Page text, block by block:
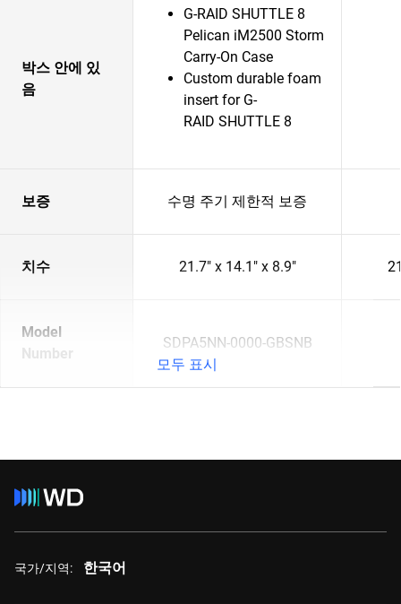
박스 안에 있
음
G-RAID SHUTTLE 8
Pelican iM2500 Storm
Carry-On Case
Custom durable foam
insert for G-
RAID SHUTTLE 8
보증 수명 주기 제한적 보증
치수 21.7" x 14.1" x 8.9"
Model
Number
SDPA5NN-0000-GBSNB
모두 표시
국가/지역: 한국어